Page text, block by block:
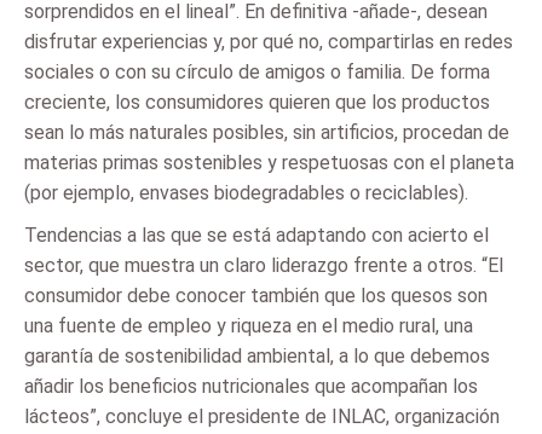
sorprendidos en el lineal”. En definitiva -añade-, desean
disfrutar experiencias y, por qué no, compartirlas en redes
sociales o con su círculo de amigos o familia. De forma
creciente, los consumidores quieren que los productos
sean lo más naturales posibles, sin artificios, procedan de
materias primas sostenibles y respetuosas con el planeta
(por ejemplo, envases biodegradables o reciclables).
Tendencias a las que se está adaptando con acierto el
sector, que muestra un claro liderazgo frente a otros. “El
consumidor debe conocer también que los quesos son
una fuente de empleo y riqueza en el medio rural, una
garantía de sostenibilidad ambiental, a lo que debemos
añadir los beneficios nutricionales que acompañan los
lácteos”, concluye el presidente de INLAC, organización